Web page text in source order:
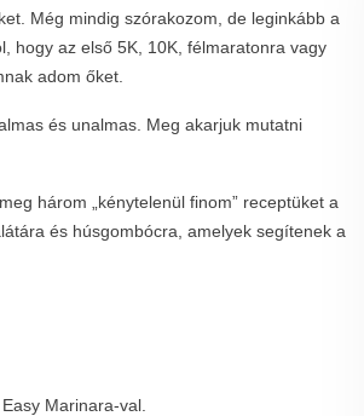
Még mindig szórakozom, de leginkább a
hogy az első 5K, 10K, félmaratonra vagy
adom őket.
és unalmas. Meg akarjuk mutatni
három „kénytelenül finom” receptüket a
és húsgombócra, amelyek segítenek a
Marinara-val.